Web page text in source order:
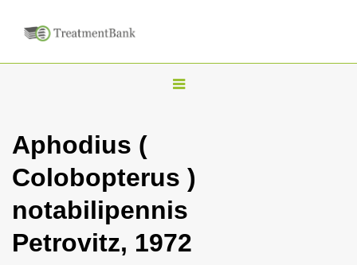
T
l
n
a
Aphodius (
Colobopterus )
notabilipennis
Petrovitz, 1972